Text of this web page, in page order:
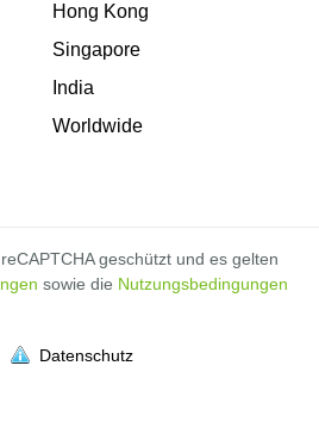
voll
voll
voll
voll
voll
voll
voll
voll
voll
voll
Hong Kong
Singapore
India
Worldwide
geschützt und es gelten
sowie die Nutzungsbedingungen
Datenschutz